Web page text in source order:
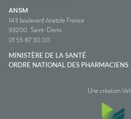
ANSM
143 boulevard Anatole France
93200 Saint-Denis
01 55 87 30 00
MINISTÈRE DE LA SANTÉ
ORDRE NATIONAL DES PHARMACIENS
Une création